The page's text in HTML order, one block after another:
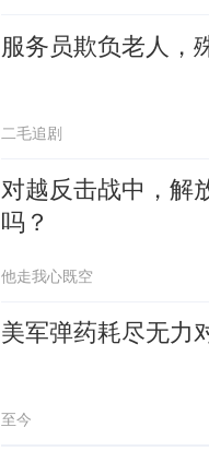
服务员欺负老人，
二毛追剧
对越反击战中，解
吗？
他走我心既空
美军弹药耗尽无力
至今